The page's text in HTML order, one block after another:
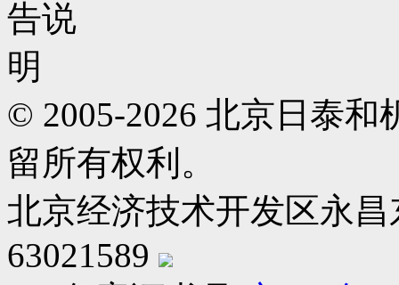
© 2005-2026 北京日泰
留所有权利。
北京经济技术开发区永
63021589